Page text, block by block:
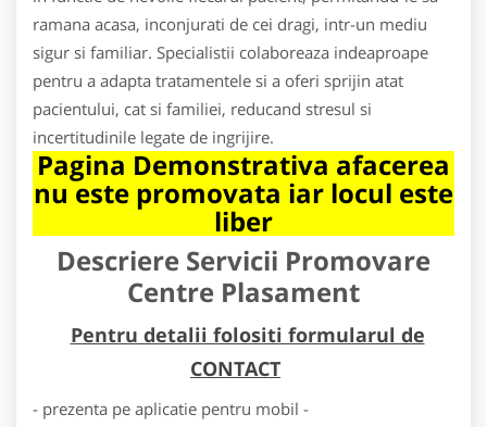
ramana acasa, inconjurati de cei dragi, intr-un mediu
sigur si familiar. Specialistii colaboreaza indeaproape
pentru a adapta tratamentele si a oferi sprijin atat
pacientului, cat si familiei, reducand stresul si
incertitudinile legate de ingrijire.
Pagina Demonstrativa afacerea
nu este promovata iar locul este
liber
Descriere Servicii Promovare
Centre Plasament
Pentru detalii folositi formularul de
CONTACT
- prezenta pe aplicatie pentru mobil -